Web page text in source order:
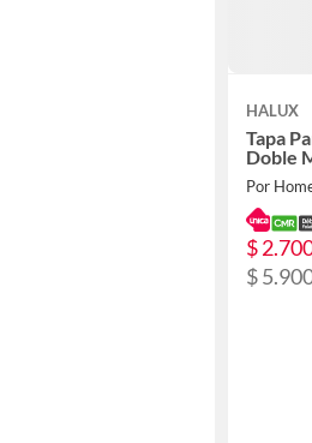
HALUX
Tapa
Doble
Por
$
$